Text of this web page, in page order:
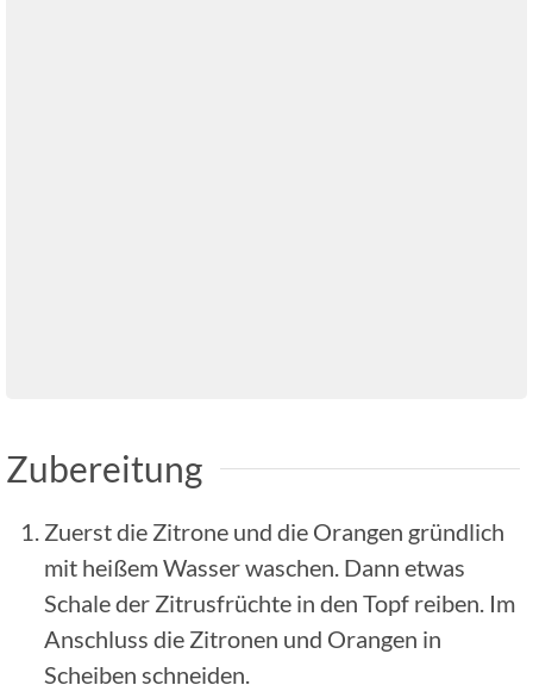
Zubereitung
Zuerst die Zitrone und die Orangen gründlich
mit heißem Wasser waschen. Dann etwas
Schale der Zitrusfrüchte in den Topf reiben. Im
Anschluss die Zitronen und Orangen in
Scheiben schneiden.